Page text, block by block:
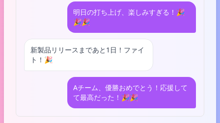
明日の打ち上げ、楽しみすぎる！🎉
🎉🎉
新製品リリースまであと1日！ファイ
ト！🎉
Aチーム、優勝おめでとう！応援して
て最高だった！🎉🎉